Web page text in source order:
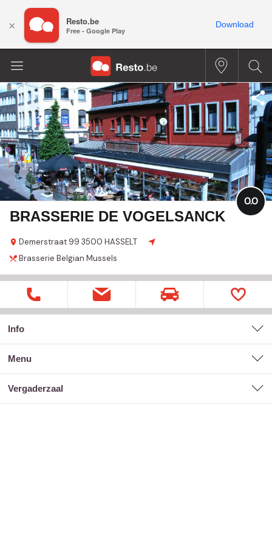
BRASSERIE DE VOGELSANCK
Demerstraat 99 3500 HASSELT
0.0
Brasserie Belgian Mussels
Info
menu
vergaderzaal
× Resto.be
Free - Google Play
Download